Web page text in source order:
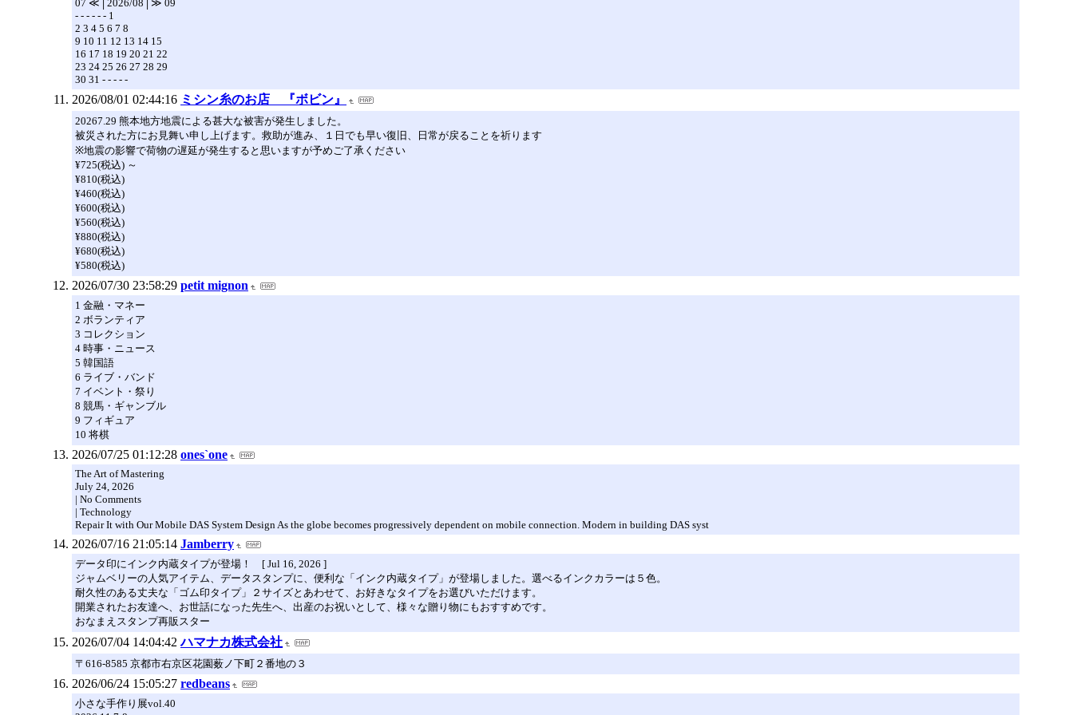
07 ≪│2026/08│≫ 09
- - - - - - 1
2 3 4 5 6 7 8
9 10 11 12 13 14 15
16 17 18 19 20 21 22
23 24 25 26 27 28 29
30 31 - - - - -
2026/08/01 02:44:16 ミシン糸のお店 『ボビン』
20267.29 熊本地方地震による甚大な被害が発生しました。
被災された方にお見舞い申し上げます。救助が進み、１日でも早い復旧、日常が戻ることを祈ります
※地震の影響で荷物の遅延が発生すると思いますが予めご了承ください
¥725(税込) ～
¥810(税込)
¥460(税込)
¥600(税込)
¥560(税込)
¥880(税込)
¥680(税込)
¥580(税込)
2026/07/30 23:58:29 petit mignon
1 金融・マネー
2 ボランティア
3 コレクション
4 時事・ニュース
5 韓国語
6 ライブ・バンド
7 イベント・祭り
8 競馬・ギャンブル
9 フィギュア
10 将棋
2026/07/25 01:12:28 ones`one
The Art of Mastering
July 24, 2026
| No Comments
| Technology
Repair It with Our Mobile DAS System Design As the globe becomes progressively dependent on mobile connection. Modern in building DAS syst
2026/07/16 21:05:14 Jamberry
データ印にインク内蔵タイプが登場！ [ Jul 16, 2026 ]
ジャムベリーの人気アイテム、データスタンプに、便利な「インク内蔵タイプ」が登場しました。選べるインクカラーは５色。
耐久性のある丈夫な「ゴム印タイプ」２サイズとあわせて、お好きなタイプをお選びいただけます。
開業されたお友達へ、お世話になった先生へ、出産のお祝いとして、様々な贈り物にもおすすめです。
おなまえスタンプ再販スター
2026/07/04 14:04:42 ハマナカ株式会社
〒616-8585 京都市右京区花園薮ノ下町２番地の３
2026/06/24 15:05:27 redbeans
小さな手作り展vol.40